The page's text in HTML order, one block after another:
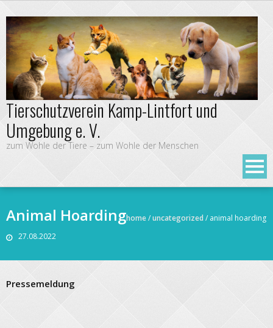
Tierschutzverein Kamp-Lintfort und
Umgebung e. V.
zum Wohle der Tiere – zum Wohle der Menschen
Animal Hoarding
27.08.2022
home/uncategorized / animal hoarding
Pressemeldung